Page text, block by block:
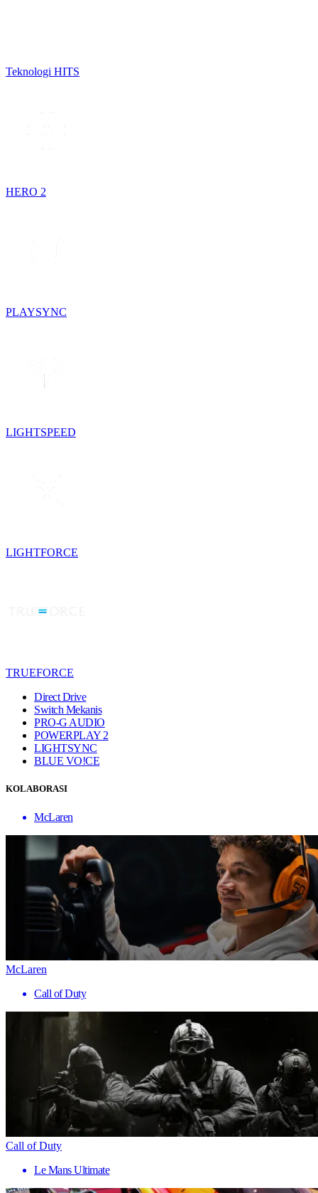
Teknologi HITS
HERO 2
PLAYSYNC
LIGHTSPEED
LIGHTFORCE
TRUEFORCE
Direct Drive
Switch Mekanis
PRO-G AUDIO
POWERPLAY 2
LIGHTSYNC
BLUE VO!CE
KOLABORASI
McLaren
McLaren
Call of Duty
Call of Duty
Le Mans Ultimate